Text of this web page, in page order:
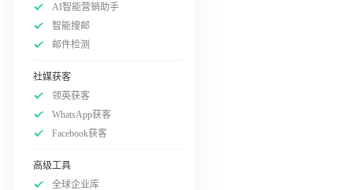
AI智能营销助手
智能搜邮
邮件检测
社媒获客
领英获客
WhatsApp获客
Facebook获客
高级工具
全球企业库